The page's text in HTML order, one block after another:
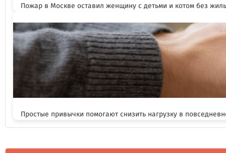
Пожар в Москве оставил женщину с детьми и котом без
Простые привычки помогают снизить нагрузку в